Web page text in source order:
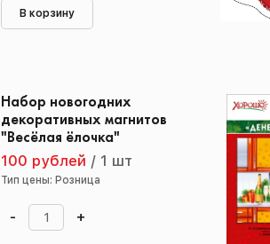
В корзину
Набор новогодних
декоративных магнитов
"Весёлая ёлочка"
100 рублей / 1 шт
Тип цены: Розница
- +